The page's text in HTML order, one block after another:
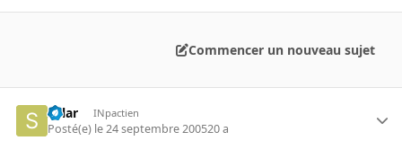
Commencer un nouveau sujet
Sylar INpactien
Posté(e) le 24 septembre 200520 a